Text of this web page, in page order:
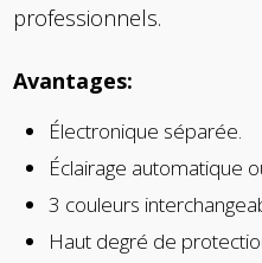
professionnels.
Avantages:
Électronique séparée.
Éclairage automatique
3 couleurs
Haut degré de